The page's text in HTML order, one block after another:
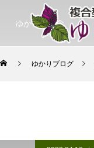
ゆかりの理念
ゆかりブログ